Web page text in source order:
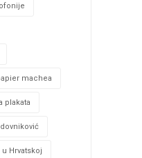
machea
plakata
Hrvatskoj